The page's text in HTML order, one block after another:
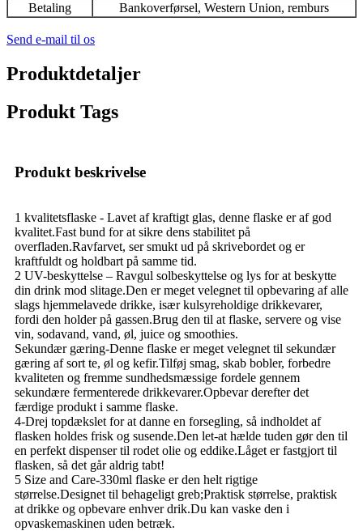
Betaling
Bankoverførsel, Western Union, remburs
Send e-mail til os
Produktdetaljer
Produkt Tags
Produkt beskrivelse
1 kvalitetsflaske - Lavet af kraftigt glas, denne flaske er af god
kvalitet.Fast bund for at sikre dens stabilitet på
overfladen.Ravfarvet, ser smukt ud på skrivebordet og er
kraftfuldt og holdbart på samme tid.
2 UV-beskyttelse – Ravgul solbeskyttelse og lys for at beskytte
din drink mod slitage.Den er meget velegnet til opbevaring af alle
slags hjemmelavede drikke, især kulsyreholdige drikkevarer,
fordi den holder på gassen.Brug den til at flaske, servere og vise
vin, sodavand, vand, øl, juice og smoothies.
Sekundær gæring-Denne flaske er meget velegnet til sekundær
gæring af sort te, øl og kefir.Tilføj smag, skab bobler, forbedre
kvaliteten og fremme sundhedsmæssige fordele gennem
sekundære fermenterede drikkevarer.Opbevar derefter det
færdige produkt i samme flaske.
4-Drej topdækslet for at danne en forsegling, så indholdet af
flasken holdes frisk og susende.Den let-at hælde tuden gør den til
en perfekt dispenser til rodet olie og eddike.Låget er fastgjort til
flasken, så det går aldrig tabt!
5 Size and Care-330ml flaske er den helt rigtige
størrelse.Designet til behageligt greb;Praktisk størrelse, praktisk
at drikke og opbevare enhver drik.Du kan vaske den i
opvaskemaskinen uden betræk.